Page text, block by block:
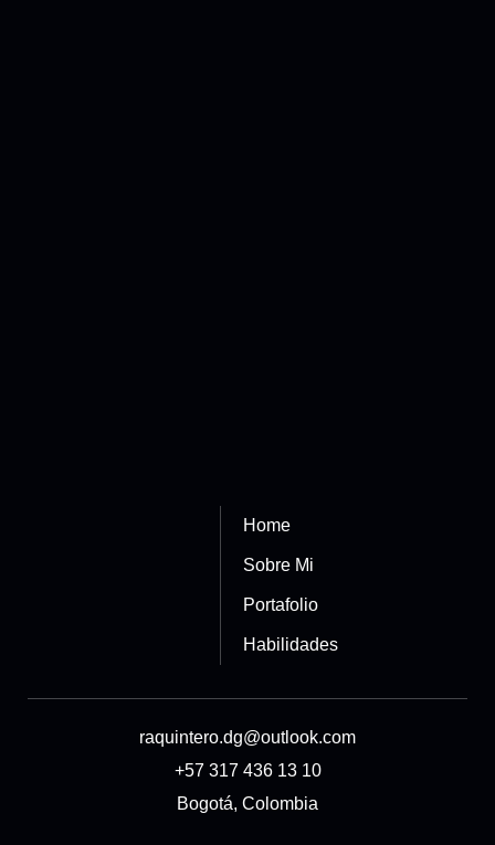
Home
Sobre Mi
Portafolio
Habilidades
raquintero.dg@outlook.com
+57 317 436 13 10
Bogotá, Colombia